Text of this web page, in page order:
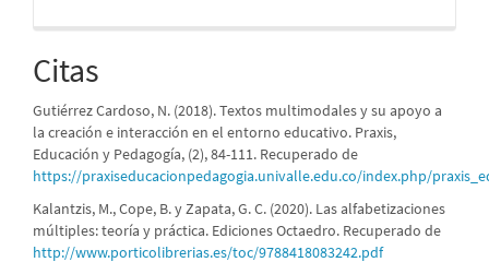
Citas
Gutiérrez Cardoso, N. (2018). Textos multimodales y su apoyo a
la creación e interacción en el entorno educativo. Praxis,
Educación y Pedagogía, (2), 84-111. Recuperado de
https://praxiseducacionpedagogia.univalle.edu.co/index.php/
Kalantzis, M., Cope, B. y Zapata, G. C. (2020). Las alfabetizaciones
múltiples: teoría y práctica. Ediciones Octaedro. Recuperado de
http://www.porticolibrerias.es/toc/9788418083242.pdf